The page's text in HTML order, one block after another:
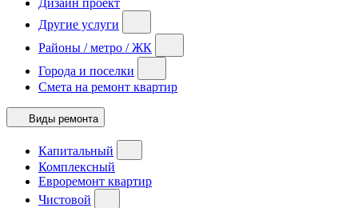
Дизайн проект
Другие услуги
Районы / метро / ЖК
Города и поселки
Смета на ремонт квартир
Виды ремонта
Капитальный
Комплексный
Евроремонт квартир
Чистовой